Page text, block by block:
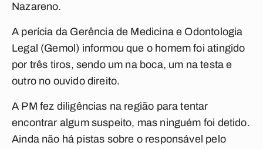
Nazareno.
A perícia da Gerência de Medicina e Odontologia
Legal (Gemol) informou que o homem foi atingido
por três tiros, sendo um na boca, um na testa e
outro no ouvido direito.
A PM fez diligências na região para tentar
encontrar algum suspeito, mas ninguém foi detido.
Ainda não há pistas sobre o responsável pelo